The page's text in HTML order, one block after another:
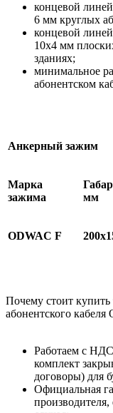
концевой
6 мм круглых
концевой
10х4 мм
зданиях;
минимальное
абонентском
Анкерный зажим
Марка
зажима
мм
ODWAC F
Почему стоит
абонентского
Работаем с
комплект
договоры) для
Официальная